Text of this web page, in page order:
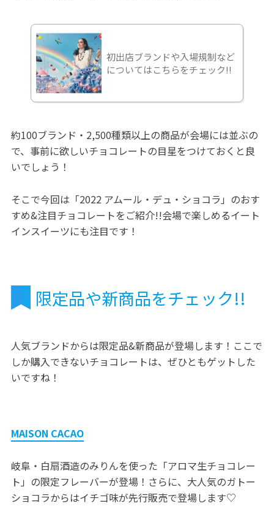
初出店ブランドや入場規制など
についてはこちらをチェック!!
約100ブランド・2,500種類以上の商品が会場には並ぶの
で、事前に欲しいチョコレートの目星をつけておくと良
いでしょう！
そこで今回は「2022 アムール・デュ・ショコラ」のおす
すめ&注目チョコレートをご紹介!!会場で楽しめるイート
インスイーツにも注目です！
限定品や新商品をチェック!!
人気ブランドからは限定品&新商品が登場します！ここで
しか購入できないチョコレートは、ぜひともゲットした
いですね！
MAISON CACAO
岐阜・白扇酒造のみりんを使った「アロマ生チョコレー
ト」の限定フレーバーが登場！さらに、大人気のガトー
ショコラからはイチゴ味が先行販売で登場します♡